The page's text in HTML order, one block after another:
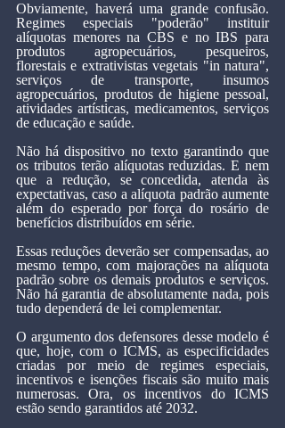
Obviamente, haverá uma grande confusão.
Regimes especiais "poderão" instituir
alíquotas menores na CBS e no IBS para
produtos agropecuários, pesqueiros,
florestais e extrativistas vegetais "in natura",
serviços de transporte, insumos
agropecuários, produtos de higiene pessoal,
atividades artísticas, medicamentos, serviços
de educação e saúde.
Não há dispositivo no texto garantindo que
os tributos terão alíquotas reduzidas. E nem
que a redução, se concedida, atenda às
expectativas, caso a alíquota padrão aumente
além do esperado por força do rosário de
benefícios distribuídos em série.
Essas reduções deverão ser compensadas, ao
mesmo tempo, com majorações na alíquota
padrão sobre os demais produtos e serviços.
Não há garantia de absolutamente nada, pois
tudo dependerá de lei complementar.
O argumento dos defensores desse modelo é
que, hoje, com o ICMS, as especificidades
criadas por meio de regimes especiais,
incentivos e isenções fiscais são muito mais
numerosas. Ora, os incentivos do ICMS
estão sendo garantidos até 2032.